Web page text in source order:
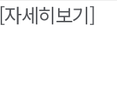
[자세히보기]